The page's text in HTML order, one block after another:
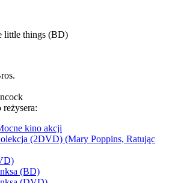
little things (BD)
kino akcji
(2DVD) (Mary Poppins, Ratując
(BD)